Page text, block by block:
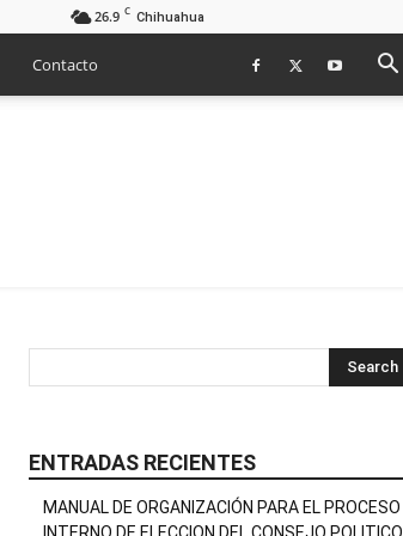
26.9 C Chihuahua
Contacto
ENTRADAS RECIENTES
MANUAL DE ORGANIZACIÓN PARA EL PROCESO